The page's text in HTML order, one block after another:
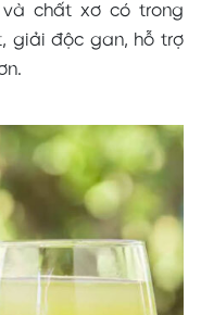
và chất xơ có trong
giải độc gan, hỗ trợ